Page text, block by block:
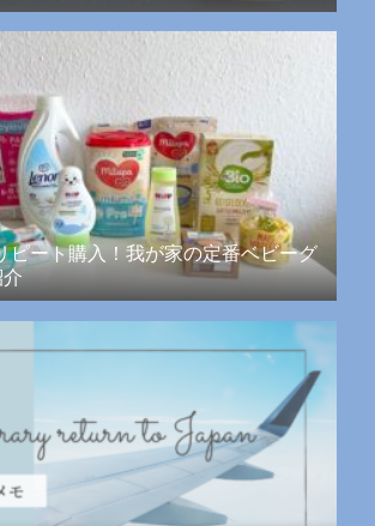
ピート購入！我が家の定番ベビーグ
介